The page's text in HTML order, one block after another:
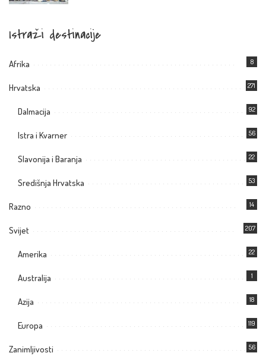
Istraži destinacije
Afrika 8
Hrvatska 271
Dalmacija 92
Istra i Kvarner 56
Slavonija i Baranja 22
Središnja Hrvatska 53
Razno 14
Svijet 207
Amerika 22
Australija 1
Azija 18
Europa 119
Zanimljivosti 56